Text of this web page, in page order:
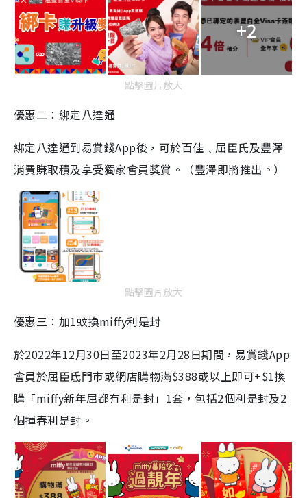
+2
點擊圖片放大
優惠二：綁定八達通
綁定八達通到易賞錢App後，可於百佳﹑屈臣氏及豐澤
消費賺取積及享受獨家會員獎賞。（豐澤即將推出。）
點擊圖片放大
優惠三：加1蚊換miffy利是封
於2022年12月30日至2023年2月28日期間，易賞錢App
會員於屈臣氐門市或網店購物滿$388或以上即可+$1換
購「miffy新年屈都有利是封」1套，包括2個利是封及2
個揮春利是封。